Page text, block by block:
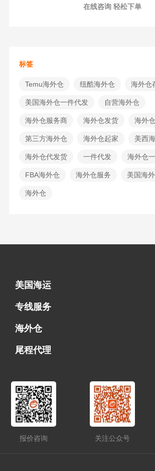
在线咨询 轻松下单
标签
Temu海外仓 纽酷海外仓 海外仓
美国海外仓一件代发 自营海外仓
海外仓服务商 海外仓发货 海外
第三方海外仓 海外仓起家 美西
海外仓代发货 一件代发 海外仓
FBA海外仓 海外仓服务 美国海
海外仓
美国海运
海运拼柜
海运整柜
美国海卡
加拿大海运
专线服务
FBA专线直送
超大件专线
AWD专线
电池专线
海外仓
一件代发
FBA中转
贴标换标
拆柜/存储
尾程代理
报价咨询 关注公众号